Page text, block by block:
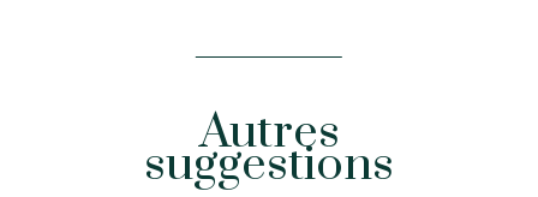
Autres
suggestions